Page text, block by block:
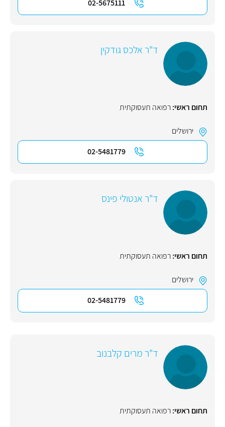
02-5675111
ד"ר אלכס גודקין
תחום ראשי:רפואה תעסוקתית
ירושלים
02-5481779
ד"ר אנטולי פינס
תחום ראשי:רפואה תעסוקתית
ירושלים
02-5481779
ד"ר מרים קלבנוב
תחום ראשי:רפואה תעסוקתית